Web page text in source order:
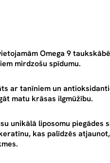
Omega 9
mirdzošu spīdumu.
ar tanīniem un
matu krāsas ilgmūžību.
unikālā liposomu
kas palīdzēs